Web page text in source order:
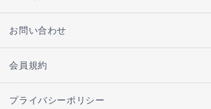
お問い合わせ
会員規約
プライバシーポリシー